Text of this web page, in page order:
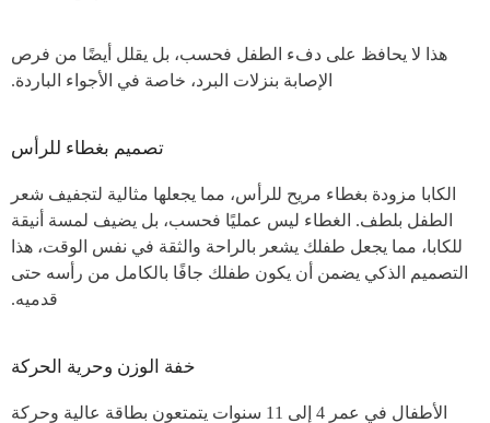
هذا لا يحافظ على دفء الطفل فحسب، بل يقلل أيضًا من فرص
الإصابة بنزلات البرد، خاصة في الأجواء الباردة.
تصميم بغطاء للرأس
الكابا مزودة بغطاء مريح للرأس، مما يجعلها مثالية لتجفيف شعر
الطفل بلطف. الغطاء ليس عمليًا فحسب، بل يضيف لمسة أنيقة
للكابا، مما يجعل طفلك يشعر بالراحة والثقة في نفس الوقت، هذا
التصميم الذكي يضمن أن يكون طفلك جافًا بالكامل من رأسه حتى
قدميه.
خفة الوزن وحرية الحركة
الأطفال في عمر 4 إلى 11 سنوات يتمتعون بطاقة عالية وحركة